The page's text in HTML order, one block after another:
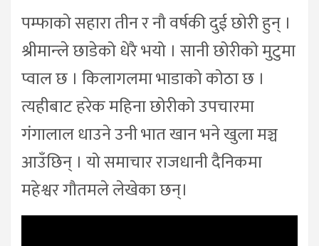
पम्फाको सहारा तीन र नौ वर्षकी दुई छोरी हुन् ।
श्रीमान्ले छाडेको धेरै भयो । सानी छोरीको मुटुमा
प्वाल छ । किलागलमा भाडाको कोठा छ ।
त्यहीबाट हरेक महिना छोरीको उपचारमा
गंगालाल धाउने उनी भात खान भने खुला मञ्च
आउँछिन् । यो समाचार राजधानी दैनिकमा
महेश्वर गौतमले लेखेका छन्।